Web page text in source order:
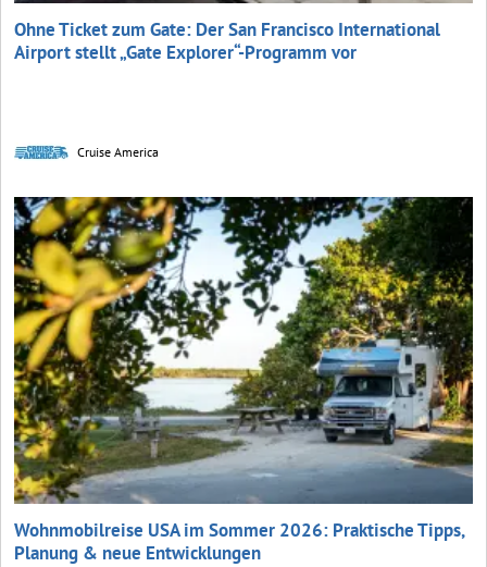
Ohne Ticket zum Gate: Der San Francisco International
Airport stellt „Gate Explorer“-Programm vor
Cruise America
Wohnmobilreise USA im Sommer 2026: Praktische Tipps,
Planung & neue Entwicklungen